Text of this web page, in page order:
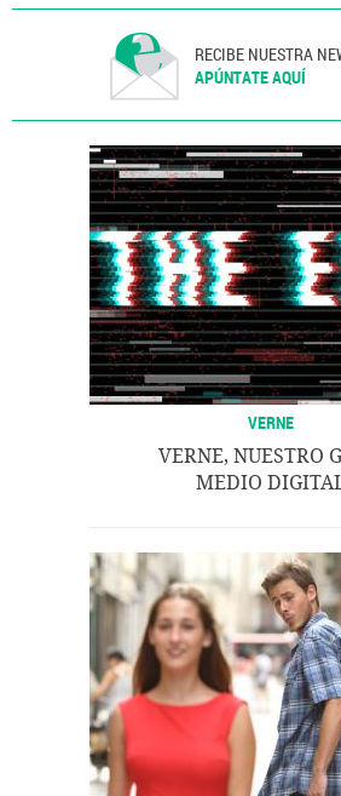
RECIBE NUESTRA
APÚNTATE AQUÍ
VERNE
VERNE, NUESTRO
MEDIO